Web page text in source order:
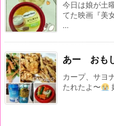
今日は娘が土
てた映画『美
...
あー おも
カープ、サヨ
たれたよ〜